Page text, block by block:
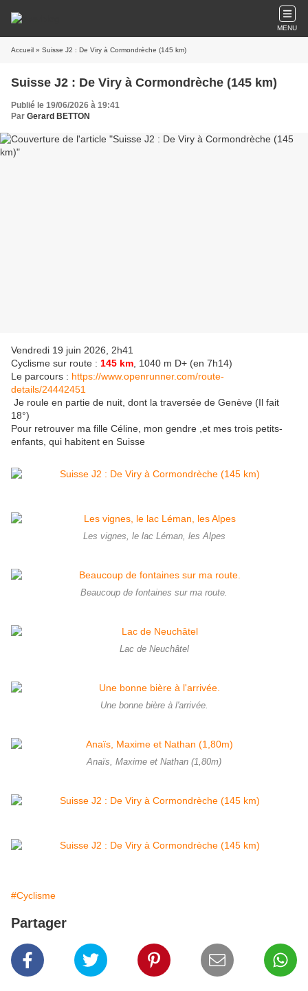
MENU
Accueil » Suisse J2 : De Viry à Cormondrèche (145 km)
Suisse J2 : De Viry à Cormondrèche (145 km)
Publié le 19/06/2026 à 19:41
Par Gerard BETTON
Vendredi 19 juin 2026, 2h41
Cyclisme sur route : 145 km , 1040 m D+ (en 7h14)
Le parcours : https://www.openrunner.com/route-
details/24442451
Je roule en partie de nuit, dont la traversée de Genève (Il fait
18°)
Pour retrouver ma fille Céline, mon gendre ,et mes trois petits-
enfants, qui habitent en Suisse
Les vignes, le lac Léman, les Alpes
Beaucoup de fontaines sur ma route.
Lac de Neuchâtel
Une bonne bière à l'arrivée.
Anaïs, Maxime et Nathan (1,80m)
#Cyclisme
Partager